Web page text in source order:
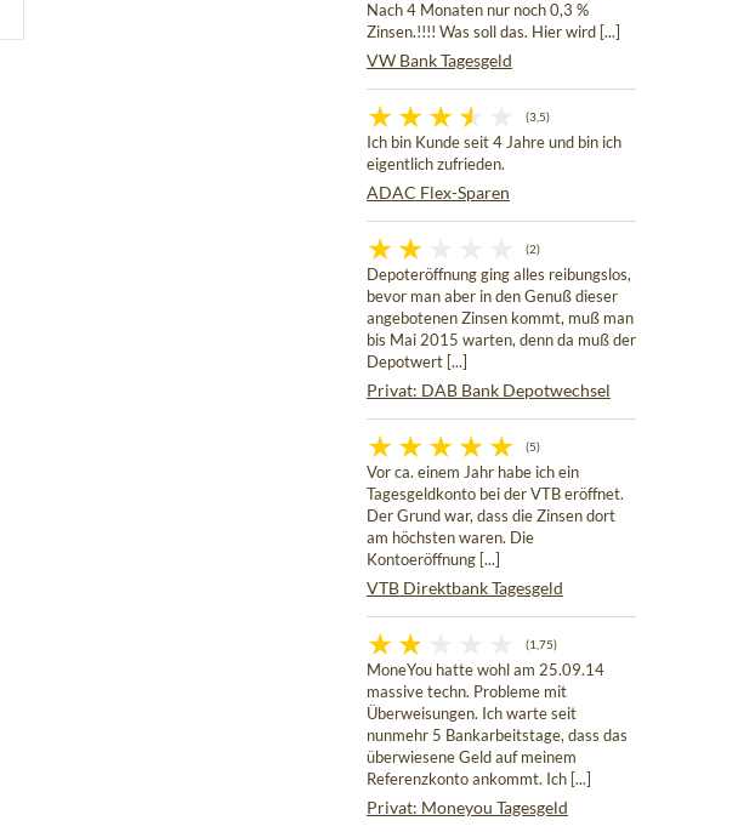
Nach 4 Monaten nur noch 0,3 %
Zinsen.!!!! Was soll das. Hier wird [...]
VW Bank Tagesgeld
(3,5)
Ich bin Kunde seit 4 Jahre und bin ich
eigentlich zufrieden.
ADAC Flex-Sparen
(2)
Depoteröffnung ging alles reibungslos,
bevor man aber in den Genuß dieser
angebotenen Zinsen kommt, muß man
bis Mai 2015 warten, denn da muß der
Depotwert [...]
Privat: DAB Bank Depotwechsel
(5)
Vor ca. einem Jahr habe ich ein
Tagesgeldkonto bei der VTB eröffnet.
Der Grund war, dass die Zinsen dort
am höchsten waren. Die
Kontoeröffnung [...]
VTB Direktbank Tagesgeld
(1,75)
MoneYou hatte wohl am 25.09.14
massive techn. Probleme mit
Überweisungen. Ich warte seit
nunmehr 5 Bankarbeitstage, dass das
überwiesene Geld auf meinem
Referenzkonto ankommt. Ich [...]
Privat: Moneyou Tagesgeld